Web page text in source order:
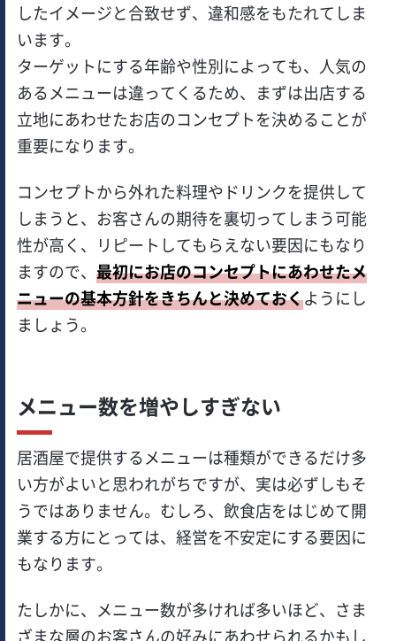
したイメージと合致せず、違和感をもたれてしま
います。
ターゲットにする年齢や性別によっても、人気の
あるメニューは違ってくるため、まずは出店する
立地にあわせたお店のコンセプトを決めることが
重要になります。
コンセプトから外れた料理やドリンクを提供して
しまうと、お客さんの期待を裏切ってしまう可能
性が高く、リピートしてもらえない要因にもなり
ますので、最初にお店のコンセプトにあわせたメ
ニューの基本方針をきちんと決めておくようにし
ましょう。
メニュー数を増やしすぎない
居酒屋で提供するメニューは種類ができるだけ多
い方がよいと思われがちですが、実は必ずしもそ
うではありません。むしろ、飲食店をはじめて開
業する方にとっては、経営を不安定にする要因に
もなります。
たしかに、メニュー数が多ければ多いほど、さま
ざまな層のお客さんの好みにあわせられるかもし